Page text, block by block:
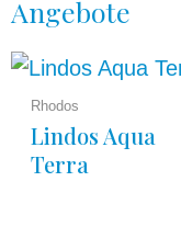
Angebote
Rhodos
Lindos Aqua
Terra